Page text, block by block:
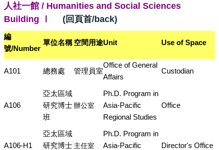
人社一館 / Humanities and Social Sciences
Building Ⅰ (回頁首/back)
編
號/Number
單位名稱 空間用途Unit Use of Space
A101 總務處 管理員室
Office of General
Affairs
Custodian
A106
亞太區域
研究博士
班
辦公室
Ph.D. Program in
Asia-Pacific
Regional Studies
Office
A106-H1
亞太區域
研究博士 主任室
Ph.D. Program in
Asia-Pacific
Director's Office